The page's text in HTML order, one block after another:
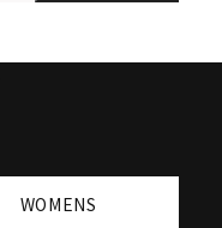
WOMENS